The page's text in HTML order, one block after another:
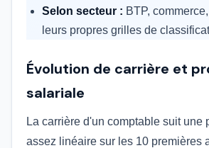
Selon secteur : BTP,
leurs propres grilles de
Évolution de carrière et
salariale
La carrière d'un comptable suit une
assez linéaire sur les 10 premières